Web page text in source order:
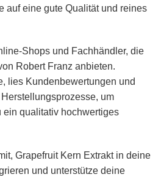
auf eine gute Qualität und reines
Shops und Fachhändler, die
Robert Franz anbieten.
lies Kundenbewertungen und
um
qualitativ hochwertiges
Grapefruit Kern Extrakt in deine
und unterstütze deine